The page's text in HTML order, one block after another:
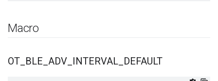
Macro
OT BLE ADV INTERVAL DEFAULT